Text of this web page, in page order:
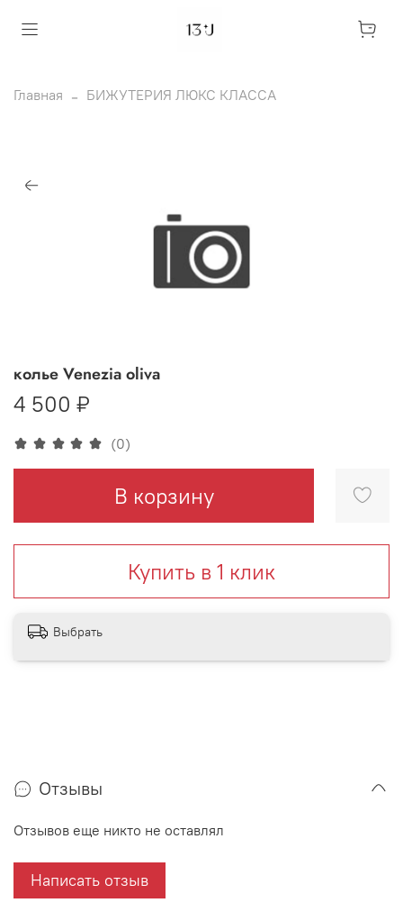
Главная БИЖУТЕРИЯ ЛЮКС КЛАССА
(0)
колье Venezia oliva
4 500 ₽
В корзину
Купить в 1 клик
Выбрать
Отзывы
Отзывов еще никто не оставлял
Написать отзыв